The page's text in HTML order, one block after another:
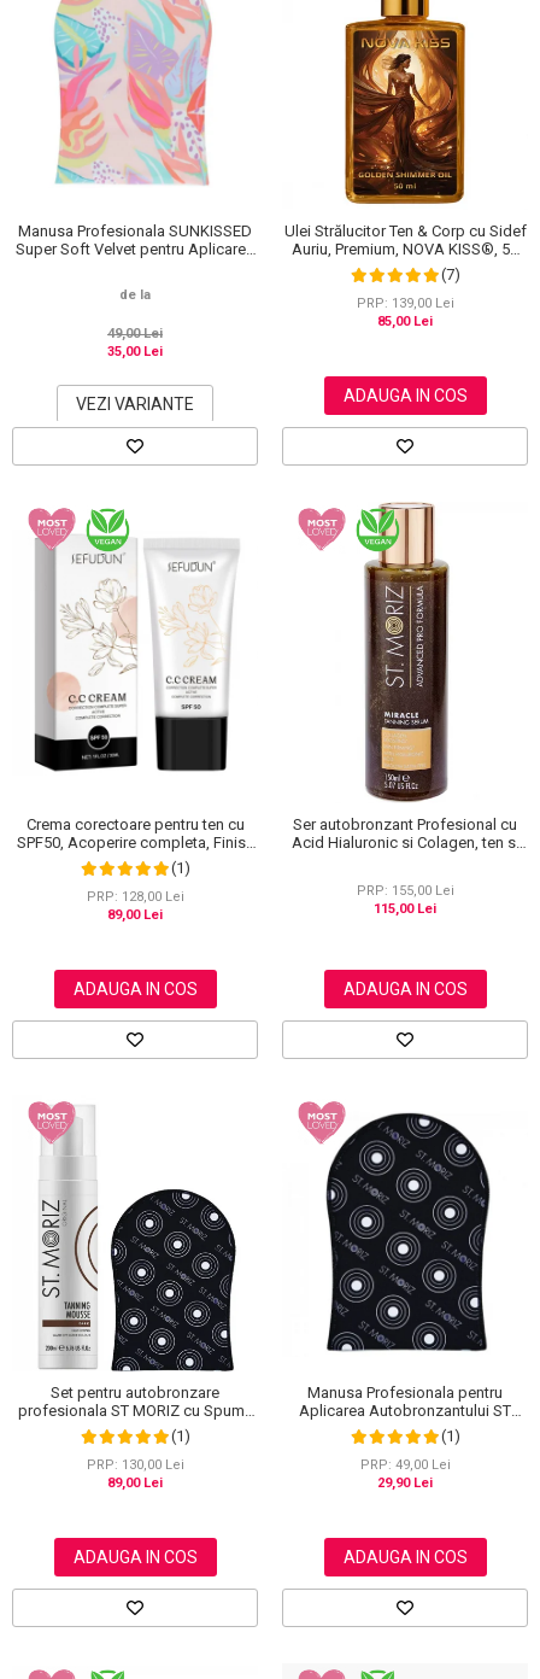
Manusa Profesionala SUNKISSED
Super Soft Velvet pentru Aplicarea
de la
49,00 Lei
35,00 Lei
VEZI VARIANTE
Ulei Strălucitor Ten & Corp cu Sidef
Auriu, Premium, NOVA KISS®, 50
ml
(7)
PRP: 139,00 Lei
85,00 Lei
ADAUGA IN COS
Crema corectoare pentru ten cu
SPF50, Acoperire completa, Finish
mat, Rezistenta, Anti Roseata, CC
Cream Sefudun, 30 ml
(1)
PRP: 128,00 Lei
89,00 Lei
ADAUGA IN COS
Ser autobronzant Profesional cu
Acid Hialuronic si Colagen, ten si
PRP: 155,00 Lei
115,00 Lei
ADAUGA IN COS
Set pentru autobronzare
profesionala ST MORIZ cu Spuma
Dark Fast Drying si Manusa Velvet
Tanning Mitt
(1)
PRP: 130,00 Lei
89,00 Lei
ADAUGA IN COS
Manusa Profesionala pentru
Aplicarea Autobronzantului ST
MORIZ Velvet Tanning Mitt
(1)
PRP: 49,00 Lei
29,90 Lei
ADAUGA IN COS